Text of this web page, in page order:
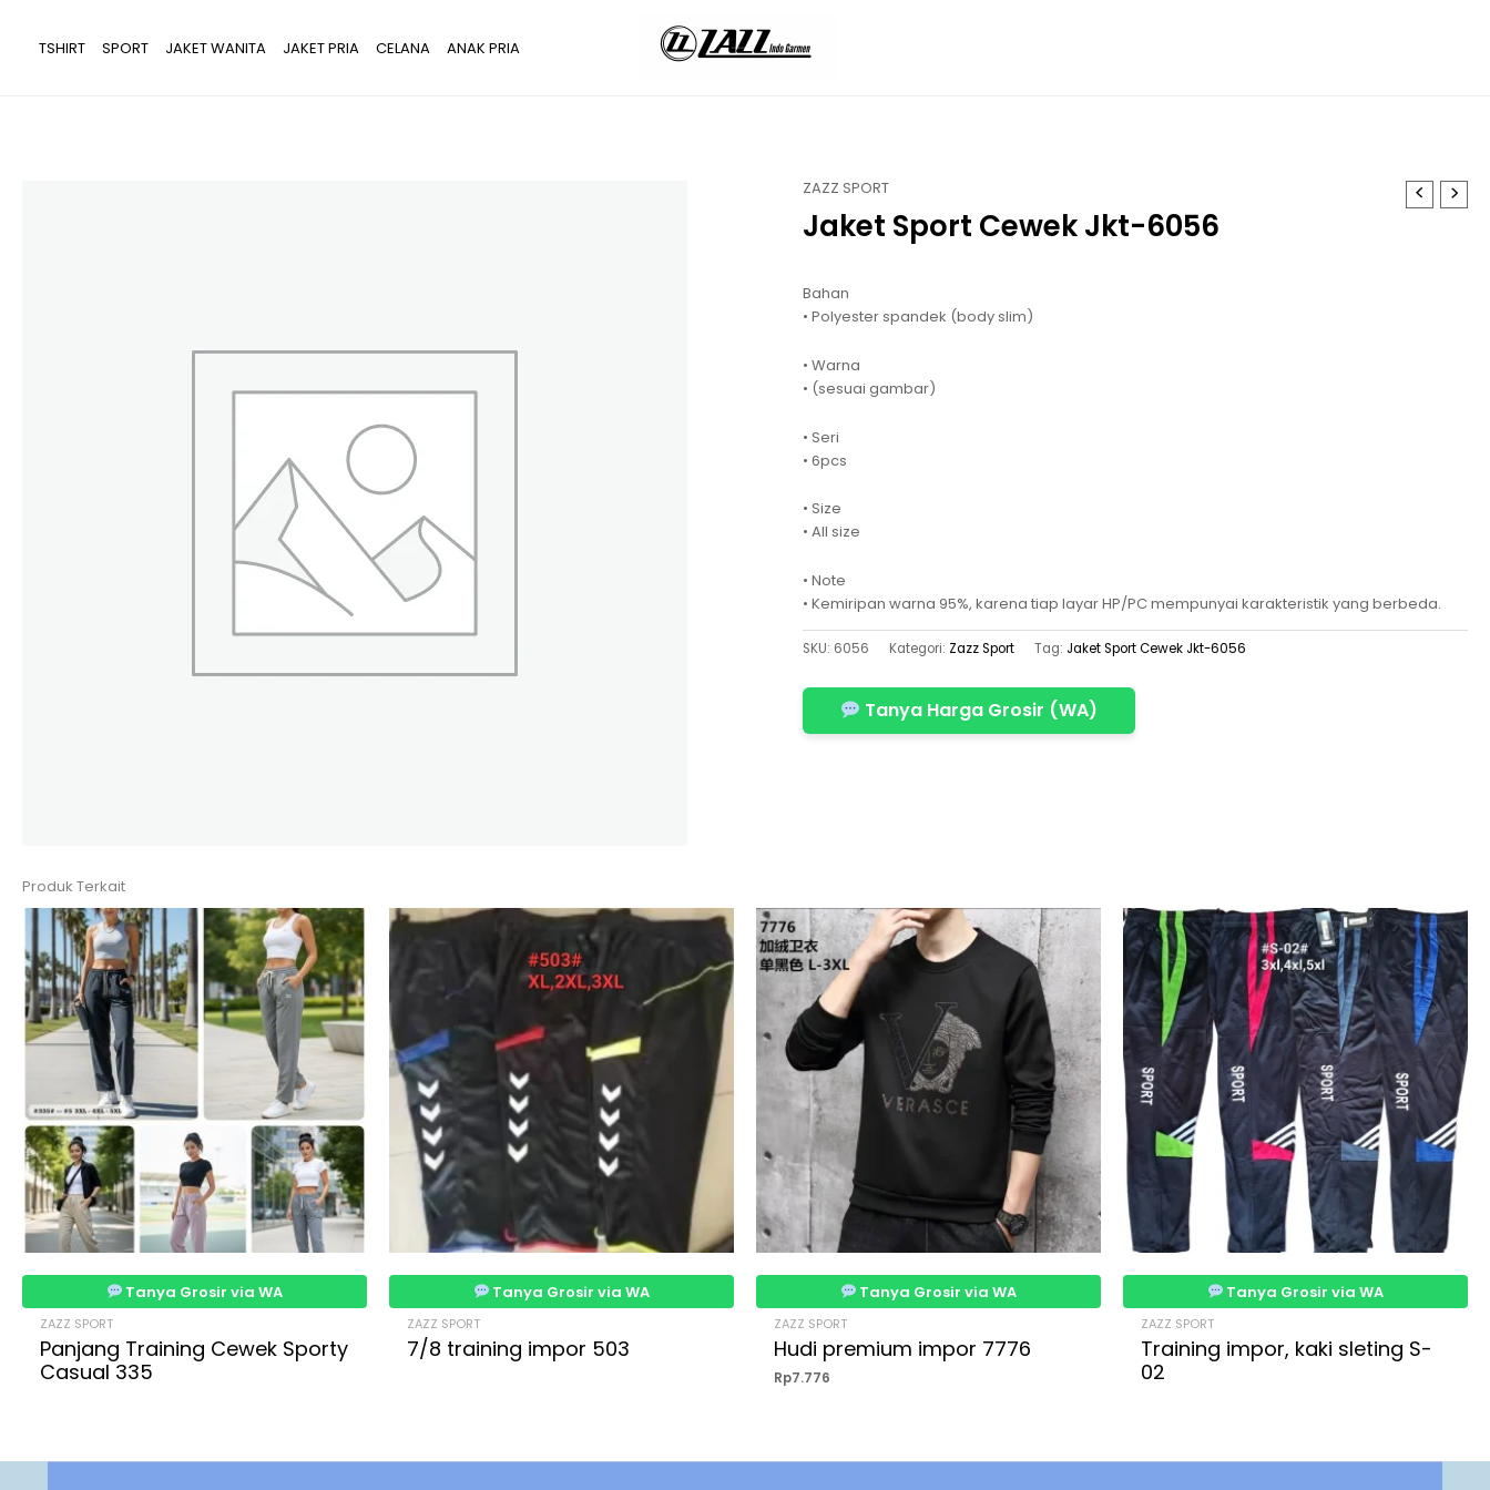
kontenTSHIRT SPORT JAKET WANITA JAKET PRIA CELANA ANAK PRIA
ZAZZ SPORT
Jaket Sport Cewek Jkt-6056
Bahan
• Polyester spandek (body slim)
• Warna
• (sesuai gambar)
• Seri
• 6pcs
• Size
• All size
• Note
• Kemiripan warna 95%, karena tiap layar HP/PC mempunyai karakteristik yang berbeda.
SKU: 6056 Kategori: Zazz Sport Tag: Jaket Sport Cewek Jkt-6056
Tanya Harga Grosir (WA)
Produk Terkait
Tanya Grosir via WA
ZAZZ SPORT
Panjang Training Cewek Sporty
Casual 335
Tanya Grosir via WA
ZAZZ SPORT
7/8 training impor 503
Tanya Grosir via WA
ZAZZ SPORT
Hudi premium impor 7776
Rp7.776
Tanya Grosir via WA
ZAZZ SPORT
Training impor, kaki sleting S-
02